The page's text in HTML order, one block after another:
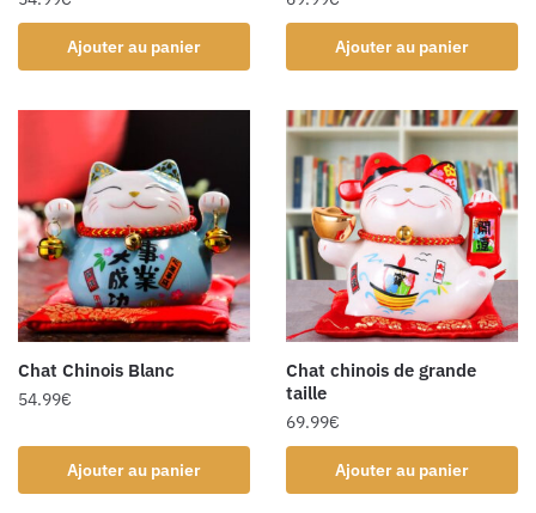
Ajouter au panier Ajouter au panier
Chat Chinois Blanc
54.99€
Ajouter au panier
Chat chinois de grande
taille
69.99€
Ajouter au panier